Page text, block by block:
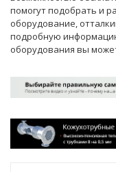
помогут подобрать и
оборудование,
подробную
оборудования вы